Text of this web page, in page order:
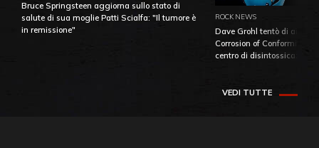
Bruce Springsteen aggiorna sullo stato di
salute di sua moglie Patti Scialfa: "Il tumore è
in remissione"
ROCK NEWS
Dave Grohl tentò di
Corrosion of Conformity
centro di
VEDI TUTTE